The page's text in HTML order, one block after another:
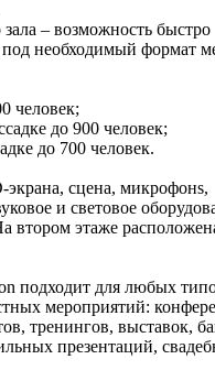
– возможность быстро
под необходимый формат
человек;
до 900 человек;
до 700 человек.
сцена, микрофонs,
и световое
втором этаже
подходит для любых
мероприятий:
тренингов, выставок,
презентаций,